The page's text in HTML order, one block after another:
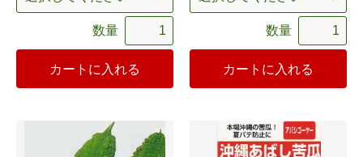
数量
カートに入れる
数量
カートに入れる